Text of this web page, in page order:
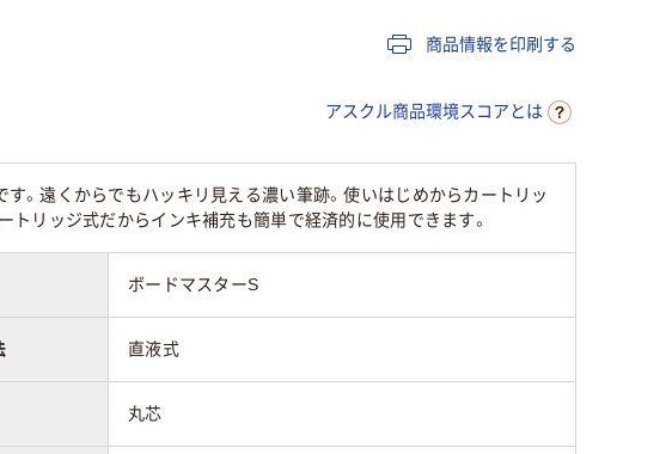
アルコール系油性顔
料インク
式 直液式 直液式
23.5g 26.5g
商品情報を印刷する
アスクル商品環境スコアとは
。遠くからでもハッキリ見える濃い筆跡。使いはじめからカートリッ
トリッジ式だからインキ補充も簡単で経済的に使用できます。
ボードマスターS
直液式
丸芯